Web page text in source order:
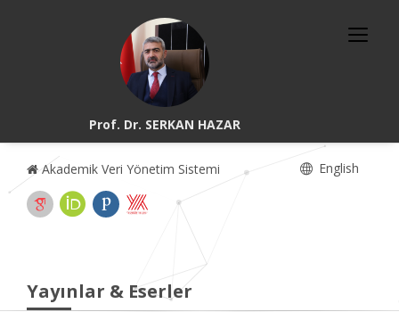
Prof. Dr. SERKAN HAZAR
Akademik Veri Yönetim Sistemi English
Yayınlar & Eserler